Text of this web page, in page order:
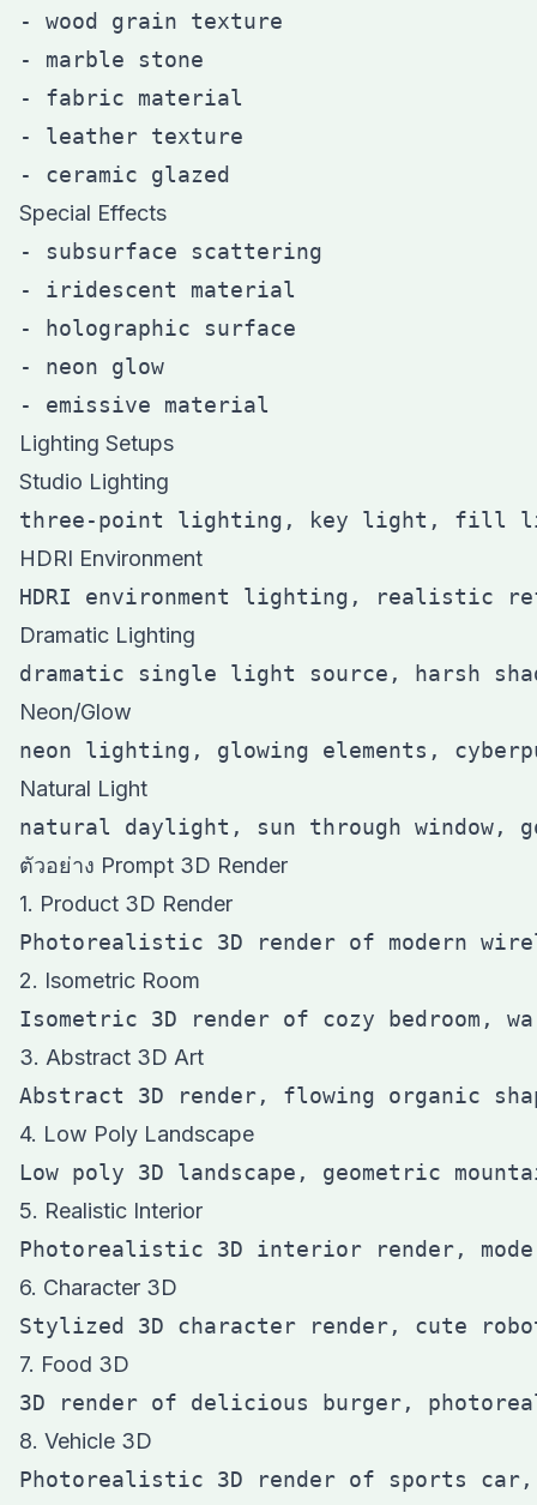
- wood grain texture
- marble stone
- fabric material
- leather texture
Special Effects
- subsurface scattering
- iridescent material
- holographic surface
- neon glow
Lighting Setups
Studio Lighting
HDRI Environment
Dramatic Lighting
Neon/Glow
Natural Light
ตัวอย่าง Prompt 3D Render
1. Product 3D Render
2. Isometric Room
3. Abstract 3D Art
4. Low Poly Landscape
5. Realistic Interior
6. Character 3D
7. Food 3D
8. Vehicle 3D